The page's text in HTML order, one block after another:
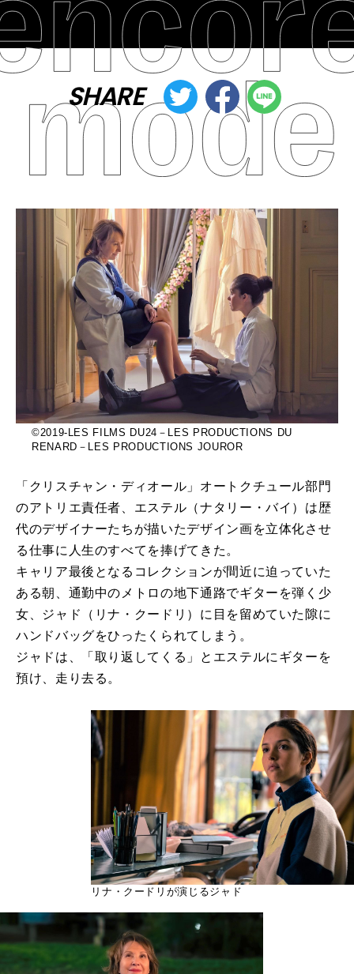
SHARE
©2019-LES FILMS DU24－LES PRODUCTIONS DU
RENARD－LES PRODUCTIONS JOUROR
「クリスチャン・ディオール」オートクチュール部門
のアトリエ責任者、エステル（ナタリー・バイ）は歴
代のデザイナーたちが描いたデザイン画を立体化させ
る仕事に人生のすべてを捧げてきた。
キャリア最後となるコレクションが間近に迫っていた
ある朝、通勤中のメトロの地下通路でギターを弾く少
女、ジャド（リナ・クードリ）に目を留めていた隙に
ハンドバッグをひったくられてしまう。
ジャドは、「取り返してくる」とエステルにギターを
預け、走り去る。
リナ・クードリが演じるジャド